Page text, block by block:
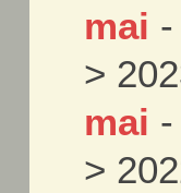
mai -
>
mai -
>